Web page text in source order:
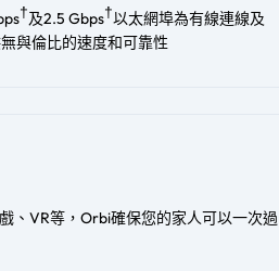
†及2.5 Gbps†以太網埠為有線連線及
與倫比的速度和可靠性
、VR等，Orbi確保您的家人可以一次過